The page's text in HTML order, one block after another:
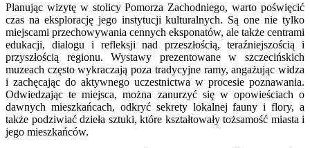
Planując wizytę w stolicy Pomorza Zachodniego, warto poświęcić
czas na eksplorację jego instytucji kulturalnych. Są one nie tylko
miejscami przechowywania cennych eksponatów, ale także centrami
edukacji, dialogu i refleksji nad przeszłością, teraźniejszością i
przyszłością regionu. Wystawy prezentowane w szczecińskich
muzeach często wykraczają poza tradycyjne ramy, angażując widza
i zachęcając do aktywnego uczestnictwa w procesie poznawania.
Odwiedzając te miejsca, można zanurzyć się w opowieściach o
dawnych mieszkańcach, odkryć sekrety lokalnej fauny i flory, a
także podziwiać dzieła sztuki, które kształtowały tożsamość miasta i
jego mieszkańców.